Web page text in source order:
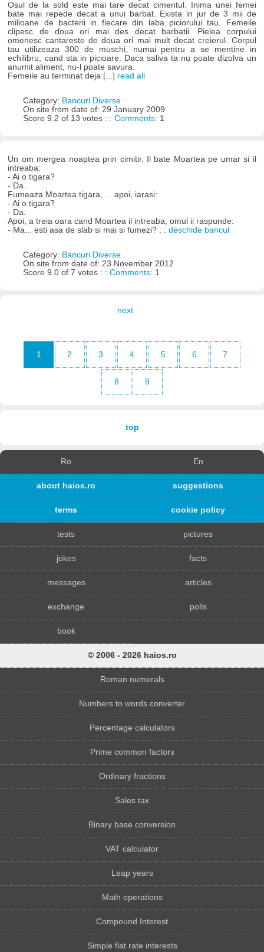
Osul de la sold este mai tare decat cimentul. Inima unei femei
bate mai repede decat a unui barbat. Exista in jur de 3 mii de
milioane de bacterii in fiecare din laba piciorului tau. Femeile
clipesc de doua ori mai des decat barbatii. Pielea corpului
omenesc cantareste de doua ori mai mult decat creierul. Corpul
tau utilizeaza 300 de muschi, numai pentru a se mentine in
echilibru, cand sta in picioare. Daca saliva ta nu poate dizolva un
anumit aliment, nu-l poate savura.
Femeile au terminat deja [...] read all
Category: Bancuri Diverse
On site from date of: 29 January 2009
Score 9.2 of 13 votes : : Comments: 1
Un om mergea noaptea prin cimitir. Il bate Moartea pe umar si il
intreaba:
- Ai o tigara?
- Da.
Fumeaza Moartea tigara, ... apoi, iarasi:
- Ai o tigara?
- Da.
Apoi, a treia oara cand Moartea il intreaba, omul ii raspunde:
- Ma... esti asa de slab si mai si fumezi? : :deschide bancul
Category: Bancuri Diverse
On site from date of: 23 November 2012
Score 9.0 of 7 votes : : Comments: 1
next
1 2 3 4 5 6 7
8 9
top
Ro En
about haios.ro suggestions
terms cookie policy
tests pictures
jokes facts
messages articles
exchange polls
book
© 2006 - 2026 haios.ro
Roman numerals
Numbers to words converter
Percentage calculators
Prime common factors
Ordinary fractions
Sales tax
Binary base conversion
VAT calculator
Leap years
Math operations
Compound Interest
Simple flat rate interests